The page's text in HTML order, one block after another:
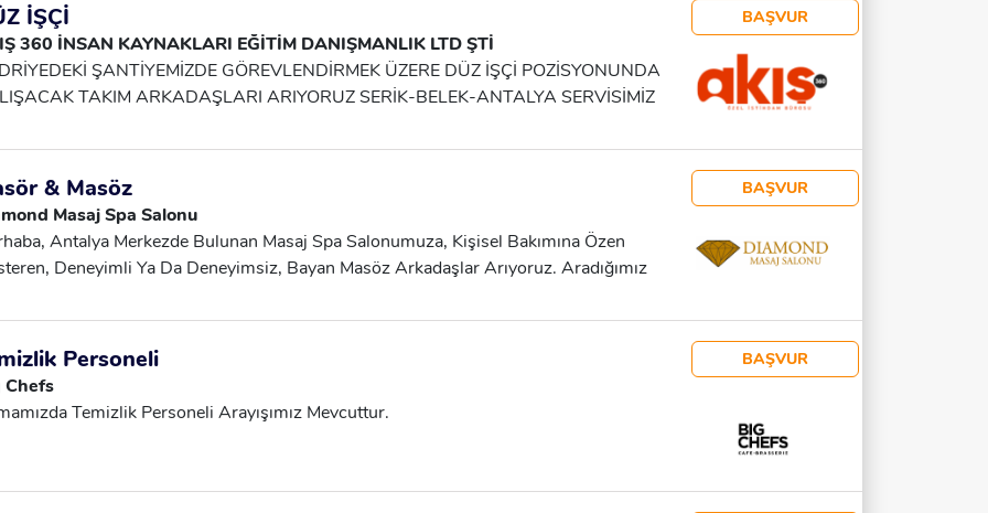
İŞÇİ
360 İNSAN KAYNAKLARI EĞİTİM DANIŞMANLIK LTD ŞTİ
ŞANTİYEMİZDE GÖREVLENDİRMEK ÜZERE DÜZ İŞÇİ POZİSYONUNDA
TAKIM ARKADAŞLARI ARIYORUZ SERİK-BELEK-ANTALYA SERVİSİMİZ
BAŞVUR
& Masöz
Masaj Spa Salonu
Antalya Merkezde Bulunan Masaj Spa Salonumuza, Kişisel Bakımına Özen
Deneyimli Ya Da Deneyimsiz, Bayan Masöz Arkadaşlar Arıyoruz. Aradığımız
597 55 78
BAŞVUR
Personeli
Chefs
Temizlik Personeli Arayışımız Mevcuttur.
BAŞVUR